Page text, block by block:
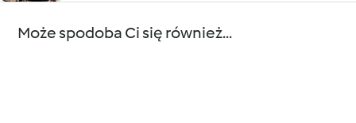
Może spodoba Ci się również...